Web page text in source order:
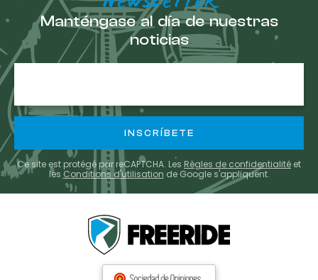
Manténgase al día de nuestras
noticias
Ce site est protégé par reCAPTCHA. Les Règles de confidentialité et
les Conditions d'utilisation de Google s'appliquent.